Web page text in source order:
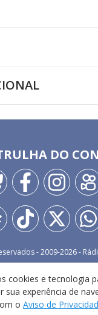
DO
- 2009-2026-
FALE CONOSCO
TERMOS E CONDIÇÕES DE
cookies e tecnologia
sua experiência de
o Aviso de